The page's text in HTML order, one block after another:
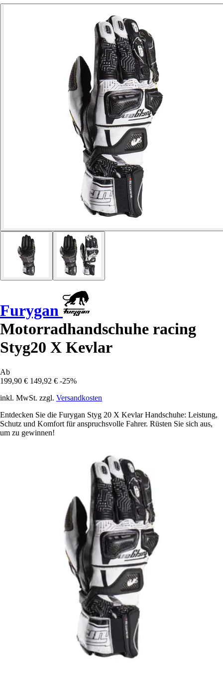
Furygan
Motorradhandschuhe racing
Styg20 X Kevlar
Ab
199,90 € 149,92 € -25%
inkl. MwSt. zzgl. Versandkosten
Entdecken Sie die Furygan Styg 20 X Kevlar Handschuhe: Leistung,
Schutz und Komfort für anspruchsvolle Fahrer. Rüsten Sie sich aus,
um zu gewinnen!